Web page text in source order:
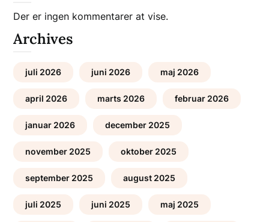
Der er ingen kommentarer at vise.
Archives
juli 2026 juni 2026 maj 2026
april 2026 marts 2026 februar 2026
januar 2026 december 2025
november 2025 oktober 2025
september 2025 august 2025
juli 2025 juni 2025 maj 2025